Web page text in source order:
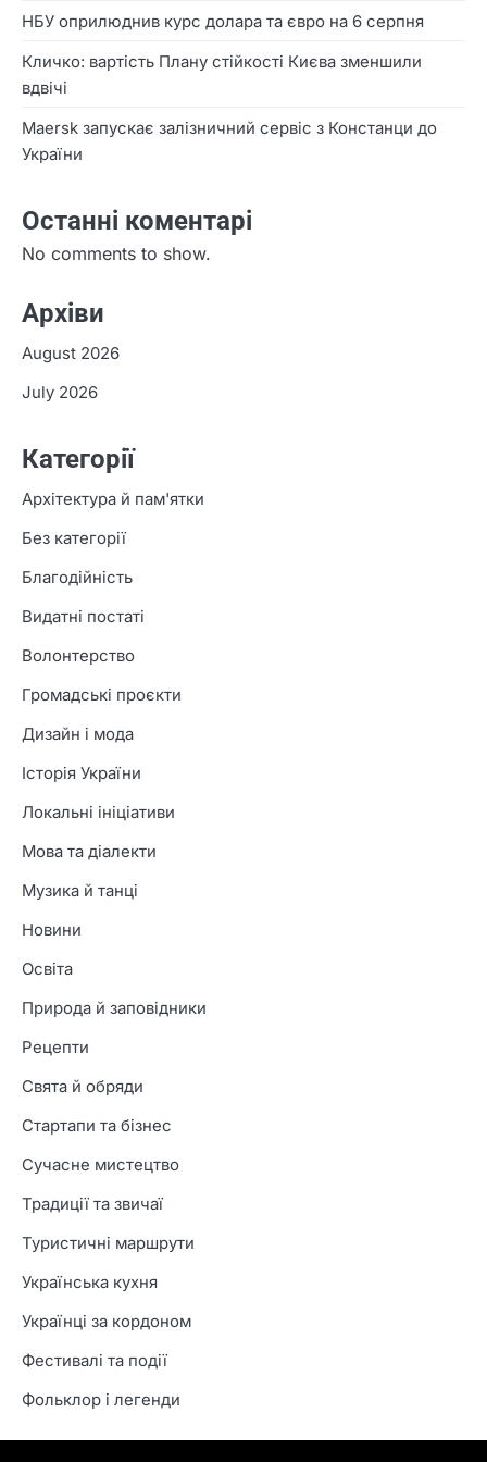
НБУ оприлюднив курс долара та євро на 6 серпня
Кличко: вартість Плану стійкості Києва зменшили
вдвічі
Maersk запускає залізничний сервіс з Констанци до
України
Останні коментарі
No comments to show.
Архіви
August 2026
July 2026
Категорії
Архітектура й пам'ятки
Без категорії
Благодійність
Видатні постаті
Волонтерство
Громадські проєкти
Дизайн і мода
Історія України
Локальні ініціативи
Мова та діалекти
Музика й танці
Новини
Освіта
Природа й заповідники
Рецепти
Свята й обряди
Стартапи та бізнес
Сучасне мистецтво
Традиції та звичаї
Туристичні маршрути
Українська кухня
Українці за кордоном
Фестивалі та події
Фольклор і легенди